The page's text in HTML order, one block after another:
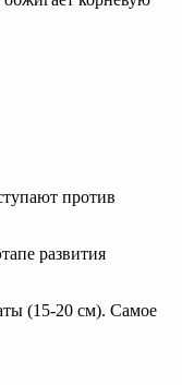
против
развития
(15-20 см). Самое